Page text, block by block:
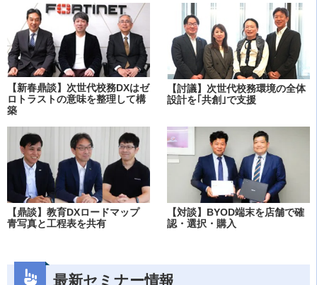
【新春鼎談】次世代校務DXはゼ
ロトラストの意味を整理して構
築
【討議】次世代校務環境の全体
設計を｢共創｣で支援
【鼎談】教育DXロードマップ
青写真と工程表を共有
【対談】BYOD端末を店舗で確
認・選択・購入
最新セミナー情報